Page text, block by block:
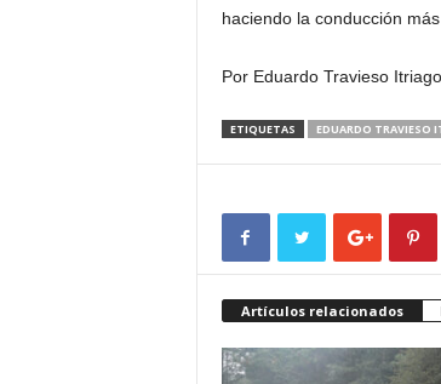
haciendo la conducción
Por Eduardo Travieso Itriago
ETIQUETAS EDUARDO TRAVIESO
Artículos relacionados